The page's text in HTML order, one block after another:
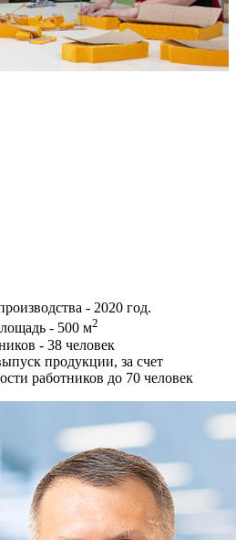
- 2020 год.
- 500 м2
- 38 человек
продукции, за счет
работников до 70 человек